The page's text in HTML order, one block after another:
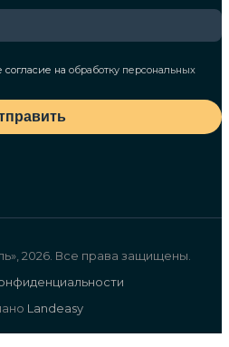
согласие наобработку персональных
2026. Все права защищены.
Landeasy